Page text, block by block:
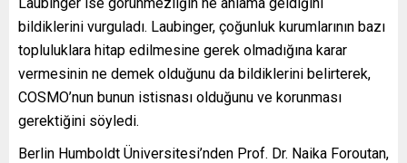
bildiklerini vurguladı. Laubinger, çoğunluk kurumlarının bazı
topluluklara hitap edilmesine gerek olmadığına karar
vermesinin ne demek olduğunu da bildiklerini belirterek,
COSMO’nun bunun istisnası olduğunu ve korunması
gerektiğini söyledi.
Berlin Humboldt Üniversitesi’nden Prof. Dr. Naika Foroutan,